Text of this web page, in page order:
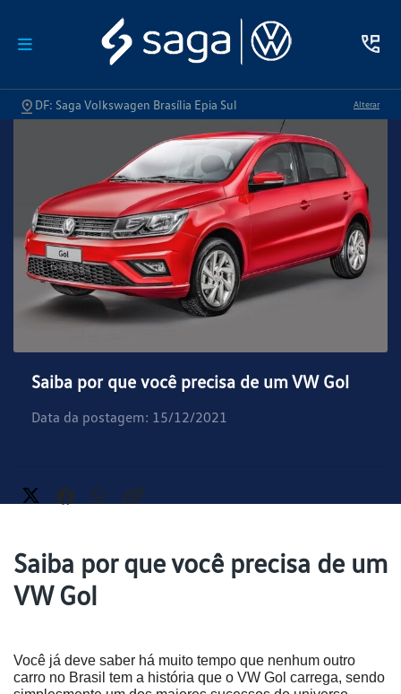
DF: Saga Volkswagen Brasília Epia Sul Alterar
Saiba por que você precisa de um VW Gol
Data da postagem: 15/12/2021
Saiba por que você precisa de um
VW Gol
Você já deve saber há muito tempo que nenhum outro
carro no Brasil tem a história que o VW Gol carrega, sendo